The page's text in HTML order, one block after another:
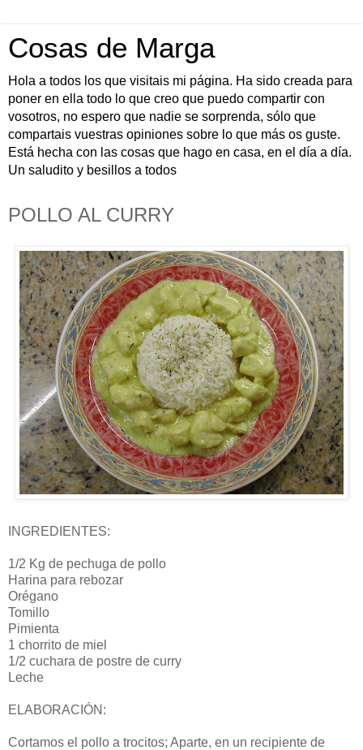
Cosas de Marga
Hola a todos los que visitais mi página. Ha sido creada para
poner en ella todo lo que creo que puedo compartir con
vosotros, no espero que nadie se sorprenda, sólo que
compartais vuestras opiniones sobre lo que más os guste.
Está hecha con las cosas que hago en casa, en el día a día.
Un saludito y besillos a todos
POLLO AL CURRY
INGREDIENTES:
1/2 Kg de pechuga de pollo
Harina para rebozar
Orégano
Tomillo
Pimienta
1 chorrito de miel
1/2 cuchara de postre de curry
Leche
ELABORACIÓN:
Cortamos el pollo a trocitos; Aparte, en un recipiente de